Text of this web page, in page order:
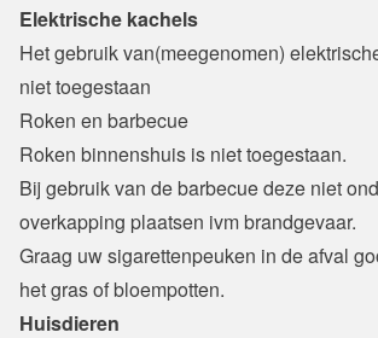
Elektrische kachels
Het gebruik van(meegenomen)
niet toegestaan
Roken en barbecue
Roken binnenshuis is niet toegestaan.
Bij gebruik van de barbecue deze niet
overkapping plaatsen ivm brandgevaar.
Graag uw sigarettenpeuken in de afval
het gras of bloempotten.
Huisdieren